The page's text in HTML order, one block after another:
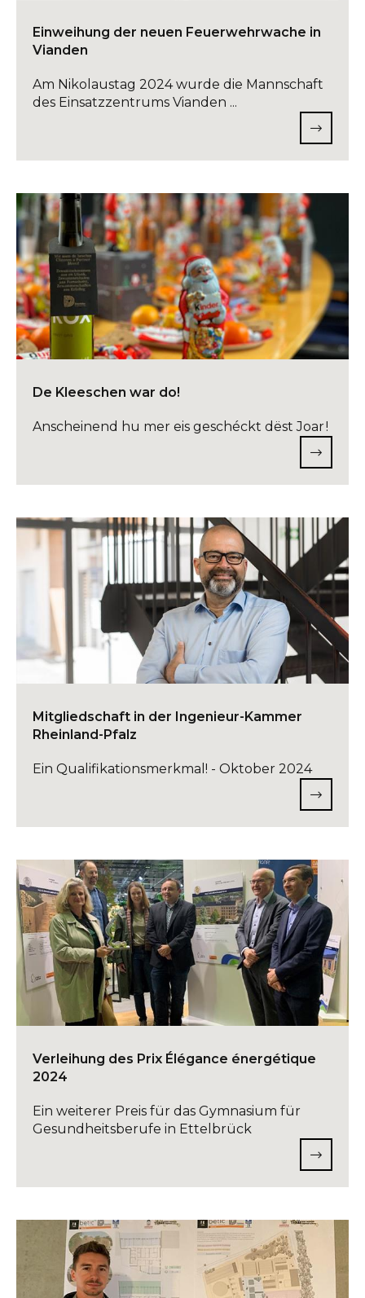
Einweihung der neuen Feuerwehrwache in
Vianden
Am Nikolaustag 2024 wurde die Mannschaft
des Einsatzzentrums Vianden ...
De Kleeschen war do!
Anscheinend hu mer eis geschéckt dëst Joar !
Mitgliedschaft in der Ingenieur-Kammer
Rheinland-Pfalz
Ein Qualifikationsmerkmal! - Oktober 2024
Verleihung des Prix Élégance énergétique
2024
Ein weiterer Preis für das Gymnasium für
Gesundheitsberufe in Ettelbrück